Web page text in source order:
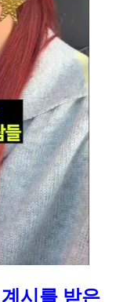
시를 받은